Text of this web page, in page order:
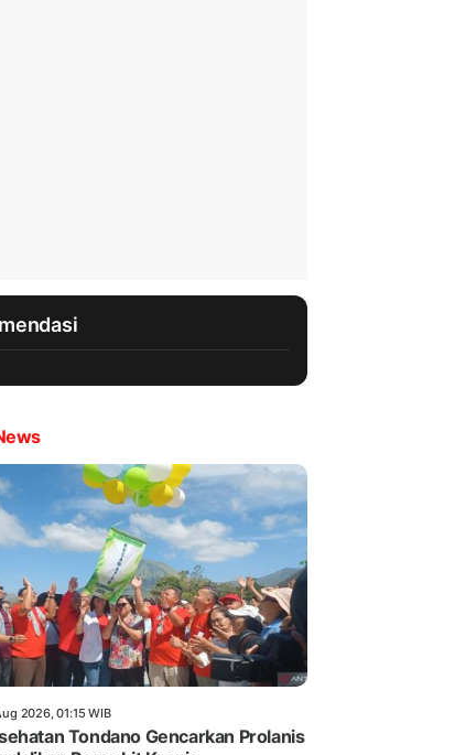
2026, 01:15 WIB
Tondano Gencarkan Prolanis